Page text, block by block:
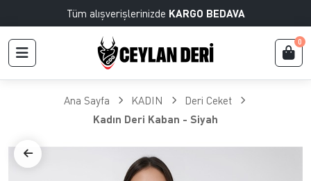
Tüm alışverişlerinizde KARGO BEDAVA
0
Ana Sayfa KADIN
Deri Ceket
Kadın Deri Kaban - Siyah